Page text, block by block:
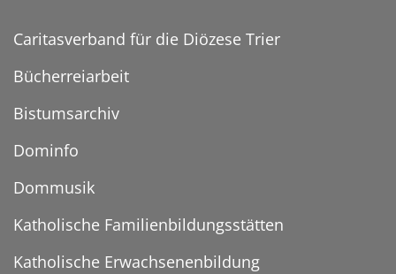
Caritasverband für die Diözese Trier
Bücherreiarbeit
Bistumsarchiv
Dominfo
Dommusik
Katholische Familienbildungsstätten
Katholische Erwachsenenbildung